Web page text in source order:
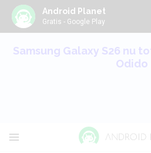
Android Planet
Gratis - Google Play
Samsung Galaxy S26 nu
Odido